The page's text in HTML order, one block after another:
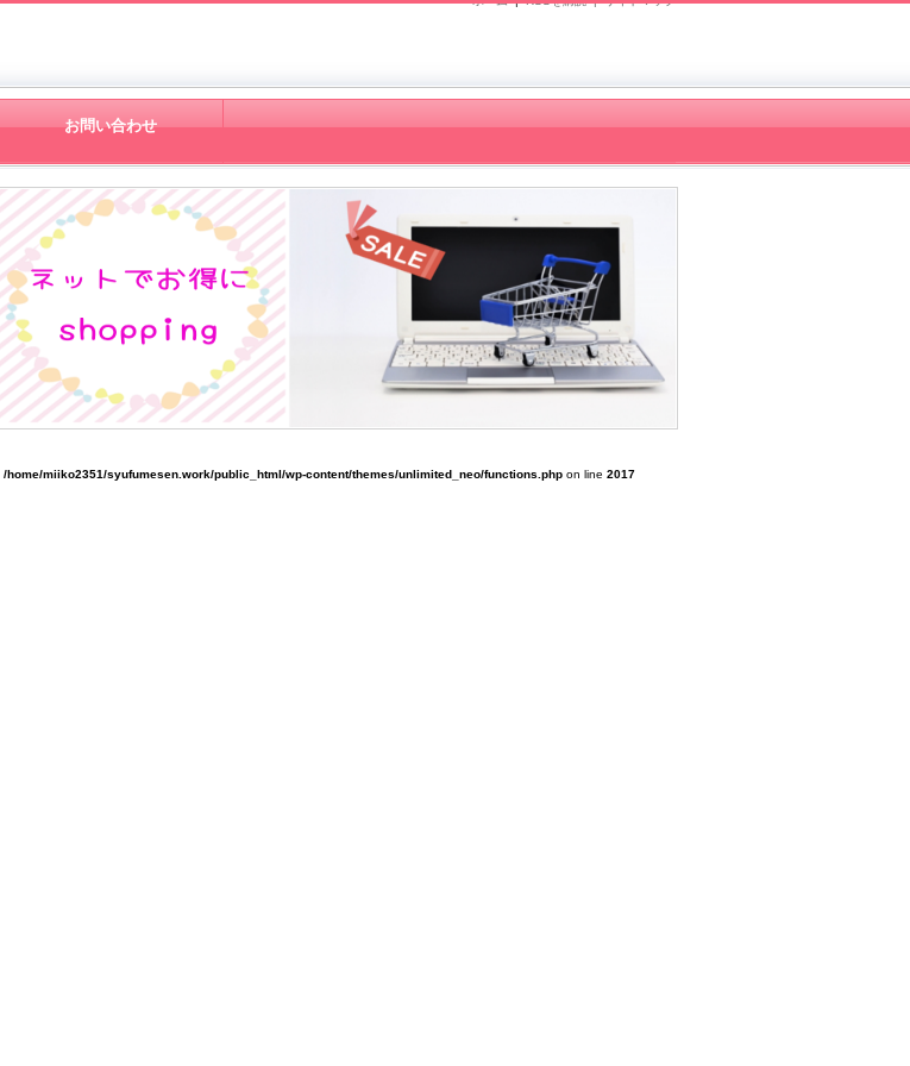
お問い合わせ
/home/miiko2351/syufumesen.work/public_html/wp-content/themes/unlimited_neo/functions.php on line 2017